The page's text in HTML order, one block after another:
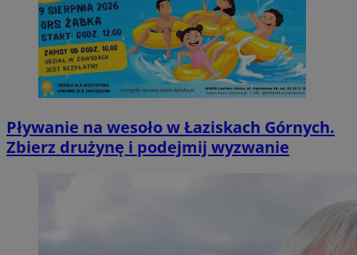
Pływanie na wesoło w Łaziskach Górnych.
Zbierz drużynę i podejmij wyzwanie